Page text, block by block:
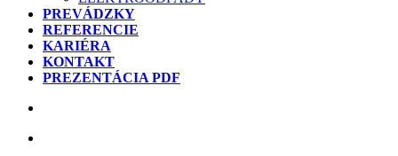
PREVÁDZKY
REFERENCIE
KARIÉRA
KONTAKT
PREZENTÁCIA PDF